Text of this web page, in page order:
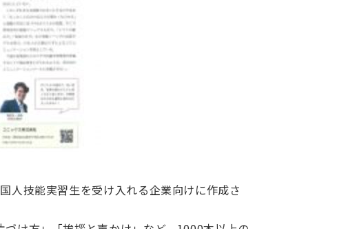
人技能実習生を受け入れる企業向けに作成さ